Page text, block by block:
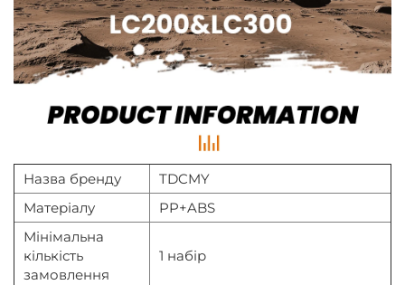
Назва бренду
TDCMY
Матеріалу
PP+ABS
Мінімальна
кількість
замовлення
1 набір